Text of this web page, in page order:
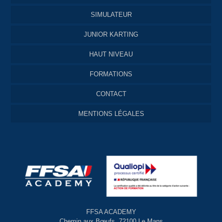
SIMULATEUR
JUNIOR KARTING
HAUT NIVEAU
FORMATIONS
CONTACT
MENTIONS LÉGALES
FFSA ACADEMY